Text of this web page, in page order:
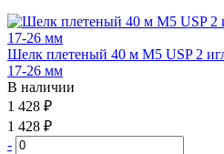
Шелк плетеный 40 м М5 USP 2
17-26 мм
В наличии
1 428 ₽
1 428 ₽
-